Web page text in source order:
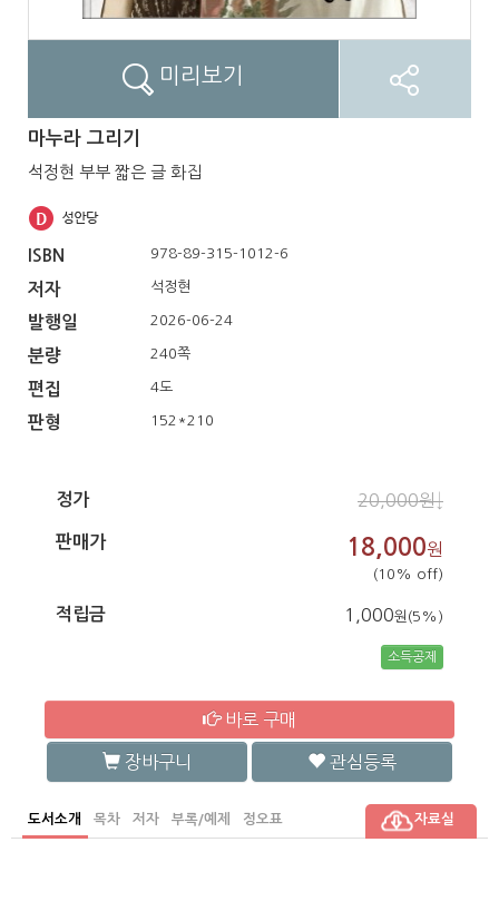
미리보기
마누라 그리기
석정현 부부 짧은 글 화집
ISBN 978-89-315-1012-6
저자 석정현
발행일 2026-06-24
분량 240쪽
편집 4도
판형 152*210
정가 20,000원↓
판매가 18,000원
(10% off)
적립금 1,000원(5%)
소득공제
바로 구매
장바구니 관심등록
도서소개 목차 저자 부록/예제 정오표 자료실